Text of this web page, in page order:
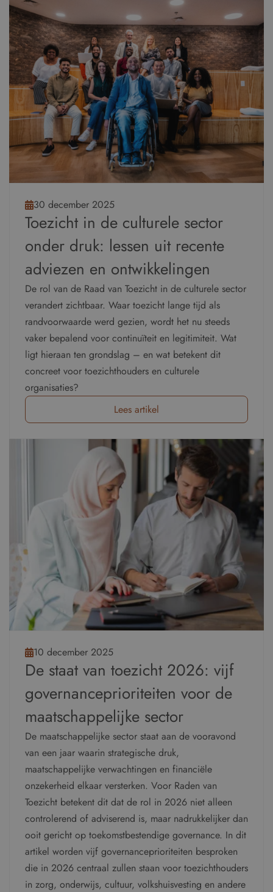
30 december 2025
Toezicht in de culturele sector
onder druk: lessen uit recente
adviezen en ontwikkelingen
De rol van de Raad van Toezicht in de culturele sector
verandert zichtbaar. Waar toezicht lange tijd als
randvoorwaarde werd gezien, wordt het nu steeds
vaker bepalend voor continuïteit en legitimiteit. Wat
ligt hieraan ten grondslag – en wat betekent dit
concreet voor toezichthouders en culturele
organisaties?
Lees artikel
10 december 2025
De staat van toezicht 2026: vijf
governanceprioriteiten voor de
maatschappelijke sector
De maatschappelijke sector staat aan de vooravond
van een jaar waarin strategische druk,
maatschappelijke verwachtingen en financiële
onzekerheid elkaar versterken. Voor Raden van
Toezicht betekent dit dat de rol in 2026 niet alleen
controlerend of adviserend is, maar nadrukkelijker dan
ooit gericht op toekomstbestendige governance. In dit
artikel worden vijf governanceprioriteiten besproken
die in 2026 centraal zullen staan voor toezichthouders
in zorg, onderwijs, cultuur, volkshuisvesting en andere